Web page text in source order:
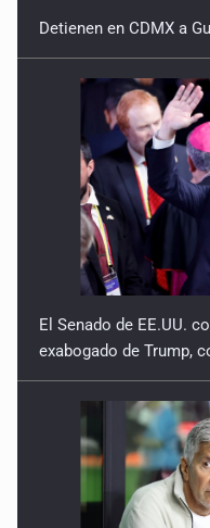
Detienen en CDMX a
El Senado de EE.UU.
exabogado de Trump,